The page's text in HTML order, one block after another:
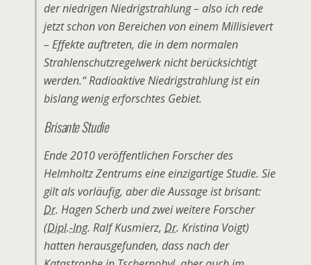
der niedrigen Niedrigstrahlung – also ich rede
jetzt schon von Bereichen von einem Millisievert
– Effekte auftreten, die in dem normalen
Strahlenschutzregelwerk nicht berücksichtigt
werden.“ Radioaktive Niedrigstrahlung ist ein
bislang wenig erforschtes Gebiet.
Brisante Studie
Ende 2010 veröffentlichen Forscher des
Helmholtz Zentrums eine einzigartige Studie. Sie
gilt als vorläufig, aber die Aussage ist brisant:
Dr. Hagen Scherb und zwei weitere Forscher
(Dipl.-Ing. Ralf Kusmierz, Dr. Kristina Voigt)
hatten herausgefunden, dass nach der